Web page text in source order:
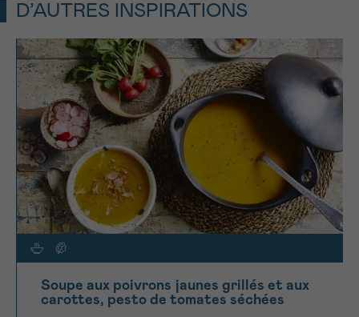
D’AUTRES INSPIRATIONS
Soupe aux poivrons jaunes grillés et aux
carottes, pesto de tomates séchées